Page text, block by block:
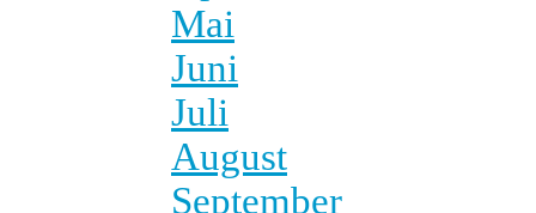
Mai
Juni
Juli
August
September